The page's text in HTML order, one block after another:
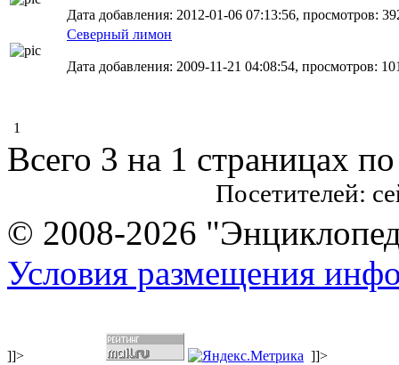
Дата добавления: 2012-01-06 07:13:56, просмотров:
Северный лимон
Дата добавления: 2009-11-21 04:08:54, просмотров:
1
Всего 3 на 1 страницах
Посетителей:
© 2008-2026
Условия размещения
]]> ]]>